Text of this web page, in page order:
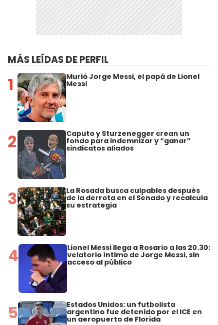
MÁS LEÍDAS DE PERFIL
1 Murió Jorge Messi, el papá de Lionel
Messi
2 Caputo y Sturzenegger crean un
fondo para indemnizar y “ganar”
sindicatos aliados
3 La Rosada busca culpables después
de la derrota en el Senado y recalcula
su estrategia
4 Lionel Messi llega a Rosario a las 20.30:
velatorio íntimo de Jorge Messi, sin
acceso al público
5 Estados Unidos: un futbolista
argentino fue detenido por el ICE en
un aeropuerto de Florida